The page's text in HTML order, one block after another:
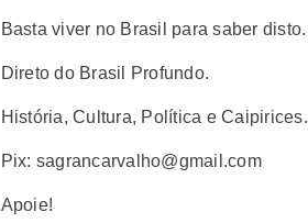
Basta viver no Brasil para saber disto.
Direto do Brasil Profundo.
História, Cultura, Política e Caipirices.
Pix: sagrancarvalho@gmail.com
Apoie!